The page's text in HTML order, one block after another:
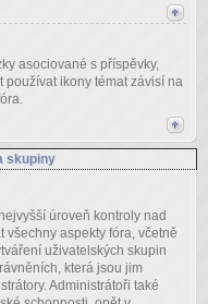
asociované s příspěvky,
používat ikony témat závisí na
skupiny
úroveň kontroly nad
všechny aspekty fóra, včetně
uživatelských skupin
která jsou jim
Administrátoři také